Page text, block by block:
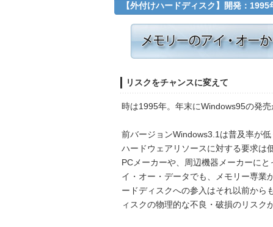
【外付けハードディスク】開発：1995
リスクをチャンスに変えて
時は1995年。年末にWindows95の発売
前バージョンWindows3.1は普及率が
ハードウェアリソースに対する要求は
PCメーカーや、周辺機器メーカーに
イ・オー・データでも、メモリー専業
ードディスクへの参入はそれ以前から
ィスクの物理的な不良・破損のリスク